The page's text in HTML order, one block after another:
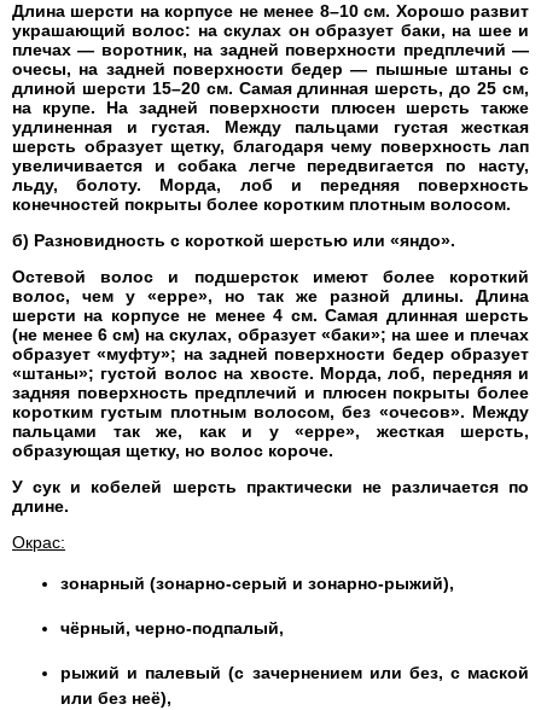
Длина шерсти на корпусе не менее 8–10 см. Хорошо развит
украшающий волос: на скулах он образует баки, на шее и
плечах — воротник, на задней поверхности предплечий —
очесы, на задней поверхности бедер — пышные штаны с
длиной шерсти 15–20 см. Самая длинная шерсть, до 25 см,
на крупе. На задней поверхности плюсен шерсть также
удлиненная и густая. Между пальцами густая жесткая
шерсть образует щетку, благодаря чему поверхность лап
увеличивается и собака легче передвигается по насту,
льду, болоту. Морда, лоб и передняя поверхность
конечностей покрыты более коротким плотным волосом.
б) Разновидность с короткой шерстью или «яндо».
Остевой волос и подшерсток имеют более короткий
волос, чем у «ерре», но так же разной длины. Длина
шерсти на корпусе не менее 4 см. Самая длинная шерсть
(не менее 6 см) на скулах, образует «баки»; на шее и плечах
образует «муфту»; на задней поверхности бедер образует
«штаны»; густой волос на хвосте. Морда, лоб, передняя и
задняя поверхность предплечий и плюсен покрыты более
коротким густым плотным волосом, без «очесов». Между
пальцами так же, как и у «ерре», жесткая шерсть,
образующая щетку, но волос короче.
У сук и кобелей шерсть практически не различается по
длине.
Окрас:
зонарный (зонарно-серый и зонарно-рыжий),
чёрный, черно-подпалый,
рыжий и палевый (с зачернением или без, с маской
или без неё),